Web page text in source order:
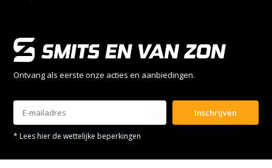
Ontvang als eerste onze acties en aanbiedingen.
Inschrijven
* Lees hier de wettelijke beperkingen